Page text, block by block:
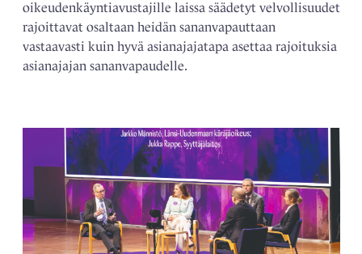
oikeudenkäyntiavustajille laissa säädetyt velvollisuudet
rajoittavat osaltaan heidän sananvapauttaan
vastaavasti kuin hyvä asianajajatapa asettaa rajoituksia
asianajajan sananvapaudelle.